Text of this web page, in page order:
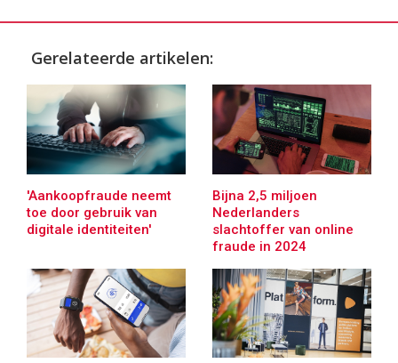
Gerelateerde artikelen:
'Aankoopfraude neemt
toe door gebruik van
digitale identiteiten'
Bijna 2,5 miljoen
Nederlanders
slachtoffer van online
fraude in 2024